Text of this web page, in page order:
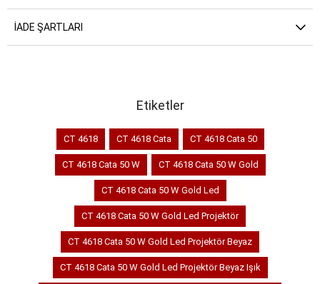
İADE ŞARTLARI
Etiketler
CT 4618 CT 4618 Cata CT 4618 Cata 50
CT 4618 Cata 50 W CT 4618 Cata 50 W Gold
CT 4618 Cata 50 W Gold Led
CT 4618 Cata 50 W Gold Led Projektör
CT 4618 Cata 50 W Gold Led Projektör Beyaz
CT 4618 Cata 50 W Gold Led Projektör Beyaz Işık